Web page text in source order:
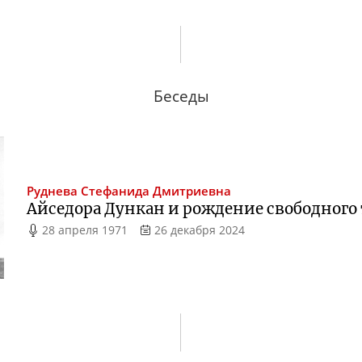
Беседы
Руднева Стефанида Дмитриевна
Айседора Дункан и рождение свободного
28 апреля 1971 26 декабря 2024